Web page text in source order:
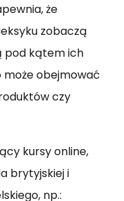
że
zobaczą
pod kątem ich
może obejmować
czy
kursy online,
brytyjskiej i
np.: